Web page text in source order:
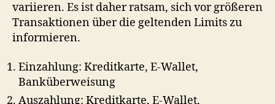
variieren. Es ist daher ratsam, sich vor größeren
Transaktionen über die geltenden Limits zu
informieren.
Einzahlung: Kreditkarte, E-Wallet,
Banküberweisung
Auszahlung: Kreditkarte, E-Wallet,